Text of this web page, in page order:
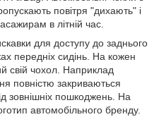
повітря "дихають" і
в літній час.
для доступу до заднього
передніх сидінь. На кожен
свій чохол. Наприклад
повністю закриваються
зовнішніх пошкоджень. На
автомобільного бренду.